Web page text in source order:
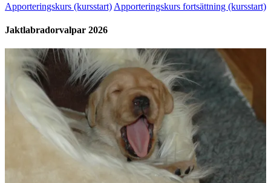
Apporteringskurs (kursstart) Apporteringskurs fortsättning (kursstart)
Jaktlabradorvalpar 2026